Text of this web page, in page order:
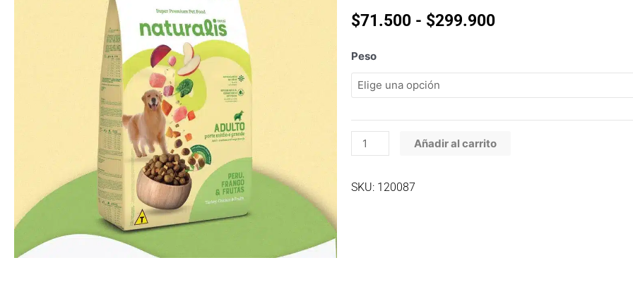
$71.500 - $299.900Rango
desde
hasta
$299.900
Peso
C
Naturalis
Adulto
Peru
Frutas
Añadir al carrito
SKU: 120087